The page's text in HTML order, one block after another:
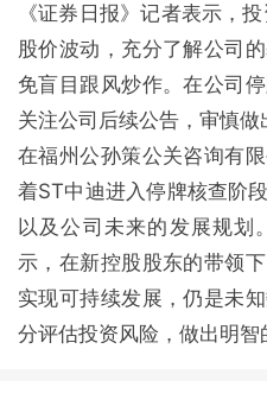
《证券日报》记者表示，
股价波动，充分了解公司
免盲目跟风炒作。在公司
关注公司后续公告，审慎做
在福州公孙策公关咨询有
着ST中迪进入停牌核查阶
以及公司未来的发展规划
示，在新控股股东的带领
实现可持续发展，仍是未
分评估投资风险，做出明智